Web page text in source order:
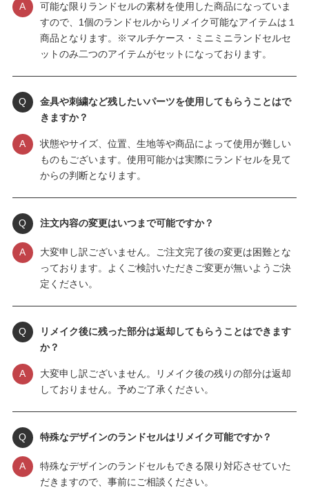
A
可能な限りランドセルの素材を使用した商品になっていま
すので、1個のランドセルからリメイク可能なアイテムは１
商品となります。※マルチケース・ミニミニランドセルセ
ットのみ二つのアイテムがセットになっております。
Q
金具や刺繍など残したいパーツを使用してもらうことはで
きますか？
A
状態やサイズ、位置、生地等や商品によって使用が難しい
ものもございます。使用可能かは実際にランドセルを見て
からの判断となります。
Q 注文内容の変更はいつまで可能ですか？
A
大変申し訳ございません。ご注文完了後の変更は困難とな
っております。よくご検討いただきご変更が無いようご決
定ください。
Q
リメイク後に残った部分は返却してもらうことはできます
か？
A
大変申し訳ございません。リメイク後の残りの部分は返却
しておりません。予めご了承ください。
Q 特殊なデザインのランドセルはリメイク可能ですか？
A
特殊なデザインのランドセルもできる限り対応させていた
だきますので、事前にご相談ください。